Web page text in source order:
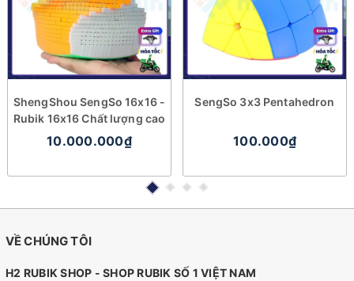
ShengShou SengSo 16x16 -
Rubik 16x16 Chất lượng cao
10.000.000₫
SengSo 3x3 Pentahedron
100.000₫
VỀ CHÚNG TÔI
H2 RUBIK SHOP - SHOP RUBIK SỐ 1 VIỆT NAM